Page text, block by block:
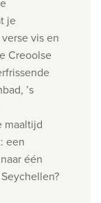
je
vis en
Creoolse
’s
maaltijd
een
één